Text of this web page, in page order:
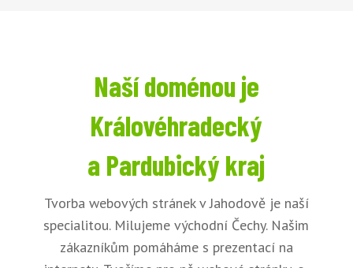
Naší doménou je
Královéhradecký
a Pardubický kraj
Tvorba webových stránek v Jahodově je naší
specialitou. Milujeme východní Čechy. Našim
zákazníkům pomáháme s prezentací na